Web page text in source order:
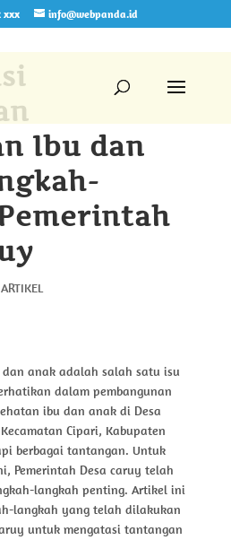
xxx info@webpanda.id
Ibu dan
ARTIKEL
anak adalah salah satu isu
dalam pembangunan
ibu dan anak di Desa
Cipari, Kabupaten
berbagai tantangan. Untuk
Pemerintah Desa caruy telah
langkah penting. Artikel ini
langkah yang telah dilakukan
untuk mengatasi tantangan